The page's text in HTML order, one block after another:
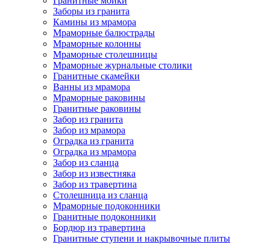
Заборы из гранита
Камины из мрамора
Мраморные балюстрады
Мраморные колонны
Мраморные столешницы
Мраморные журнальные столики
Гранитные скамейки
Ванны из мрамора
Мраморные раковины
Гранитные раковины
Забор из гранита
Забор из мрамора
Оградка из гранита
Оградка из мрамора
Забор из сланца
Забор из известняка
Забор из травертина
Столешница из сланца
Мраморные подоконники
Гранитные подоконники
Бордюр из травертина
Гранитные ступени и накрывочные плиты